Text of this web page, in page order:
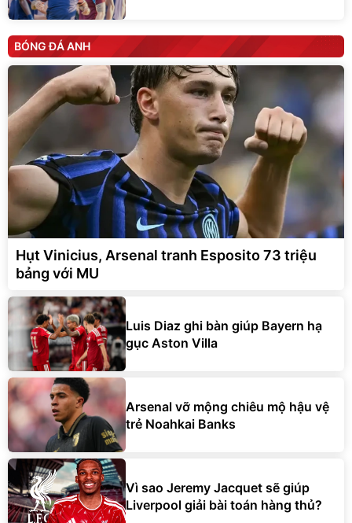
BÓNG ĐÁ ANH
Hụt Vinicius, Arsenal tranh Esposito 73 triệu
bảng với MU
Luis Diaz ghi bàn giúp Bayern hạ
gục Aston Villa
Arsenal vỡ mộng chiêu mộ hậu vệ
trẻ Noahkai Banks
Vì sao Jeremy Jacquet sẽ giúp
Liverpool giải bài toán hàng thủ?